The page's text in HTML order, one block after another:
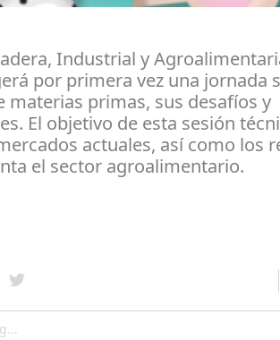
Industrial y
por primera vez una jornada
materias primas, sus desafíos y
El objetivo de esta sesión
actuales, así como los
el sector agroalimentario.